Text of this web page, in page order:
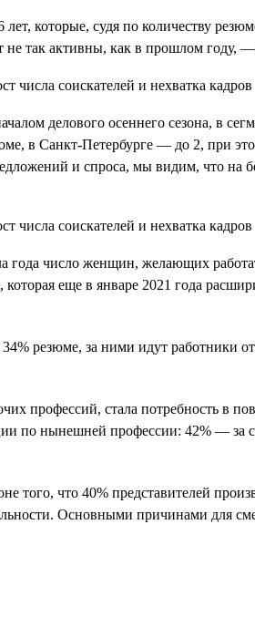
которые, судя по количеству
не так активны, как в прошлом году,
делового осеннего сезона, в
в Санкт-Петербурге — до 2, при
и спроса, мы видим, что на
года число женщин, желающих
еще в январе 2021 года
резюме, за ними идут работники
профессий, стала потребность в
по нынешней профессии: 42% — за
того, что 40% представителей
Основными причинами для